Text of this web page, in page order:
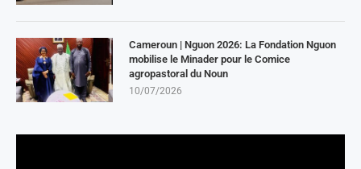
Cameroun | Nguon 2026: La Fondation Nguon
mobilise le Minader pour le Comice
agropastoral du Noun
10/07/2026